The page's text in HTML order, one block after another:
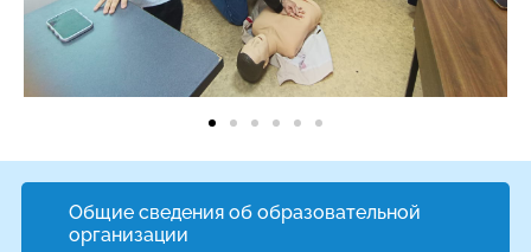
Общие сведения об образовательной
организации